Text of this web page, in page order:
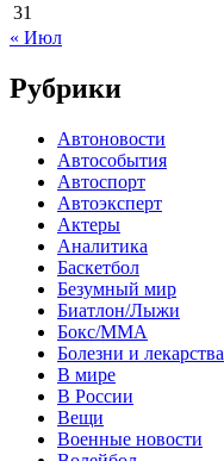
31
« Июл
Рубрики
Автоновости
Автособытия
Автоспорт
Автоэксперт
Актеры
Аналитика
Баскетбол
Безумный мир
Биатлон/Лыжи
Бокс/MMA
Болезни и лекарства
В мире
В России
Вещи
Военные новости